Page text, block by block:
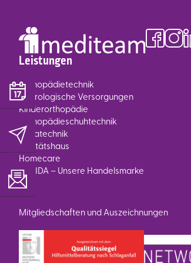
Leistungen
Orthopädietechnik
Neurologische Versorgungen
Kinderorthopädie
Orthopädieschuhtechnik
Rehatechnik
Sanitätshaus
Homecare
SANIDA – Unsere Handelsmarke
Mitgliedschaften und Auszeichnungen